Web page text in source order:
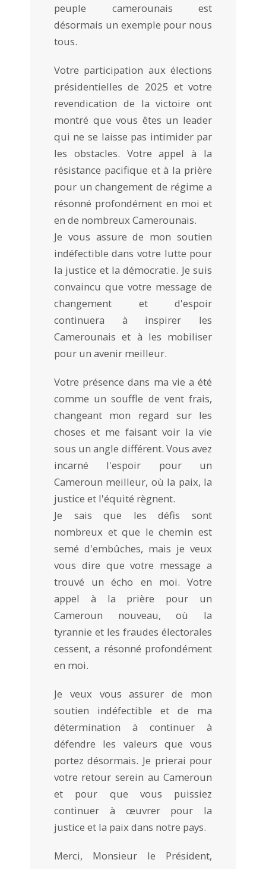
peuple camerounais est
désormais un exemple pour nous
tous.
Votre participation aux élections
présidentielles de 2025 et votre
revendication de la victoire ont
montré que vous êtes un leader
qui ne se laisse pas intimider par
les obstacles. Votre appel à la
résistance pacifique et à la prière
pour un changement de régime a
résonné profondément en moi et
en de nombreux Camerounais.
Je vous assure de mon soutien
indéfectible dans votre lutte pour
la justice et la démocratie. Je suis
convaincu que votre message de
changement et d'espoir
continuera à inspirer les
Camerounais et à les mobiliser
pour un avenir meilleur.
Votre présence dans ma vie a été
comme un souffle de vent frais,
changeant mon regard sur les
choses et me faisant voir la vie
sous un angle différent. Vous avez
incarné l'espoir pour un
Cameroun meilleur, où la paix, la
justice et l'équité règnent.
Je sais que les défis sont
nombreux et que le chemin est
semé d'embûches, mais je veux
vous dire que votre message a
trouvé un écho en moi. Votre
appel à la prière pour un
Cameroun nouveau, où la
tyrannie et les fraudes électorales
cessent, a résonné profondément
en moi.
Je veux vous assurer de mon
soutien indéfectible et de ma
détermination à continuer à
défendre les valeurs que vous
portez désormais. Je prierai pour
votre retour serein au Cameroun
et pour que vous puissiez
continuer à œuvrer pour la
justice et la paix dans notre pays.
Merci, Monsieur le Président,